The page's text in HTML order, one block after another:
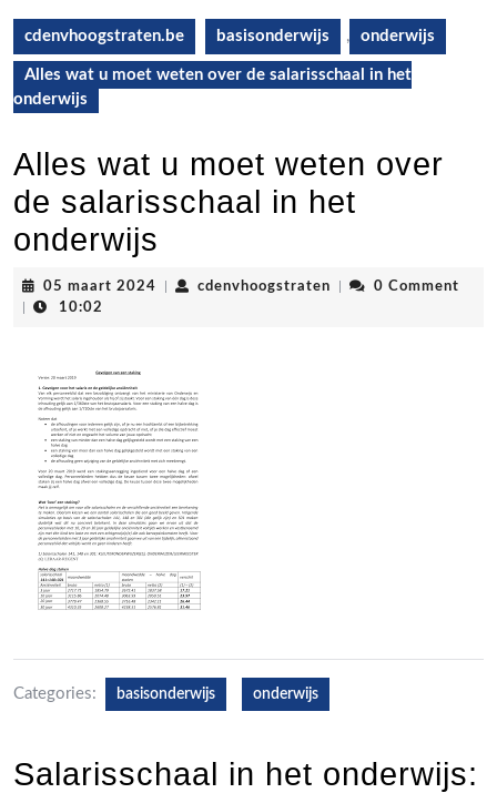
cdenvhoogstraten.be basisonderwijs , onderwijs
Alles wat u moet weten over de salarisschaal in het
onderwijs
Alles wat u moet weten over
de salarisschaal in het
onderwijs
05 maart 2024 05
cdenvhoogstraten cdenvhoogstraten
0 Comment
10:02
Categories: basisonderwijs onderwijs
Salarisschaal in het onderwijs: